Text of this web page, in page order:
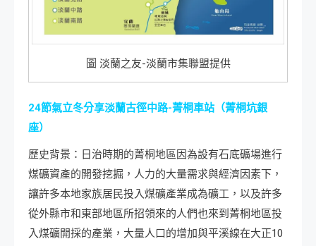
圖 淡蘭之友-淡蘭市集聯盟提供
24節氣立冬分享淡蘭古徑中路-菁桐車站（菁桐坑銀
座）
歷史背景：日治時期的菁桐地區因為設有石底礦場進行
煤礦資產的開發挖掘，人力的大量需求與經濟因素下，
讓許多本地家族居民投入煤礦產業成為礦工，以及許多
從外縣市和東部地區所招領來的人們也來到菁桐地區投
入煤礦開採的產業，大量人口的增加與平溪線在大正10